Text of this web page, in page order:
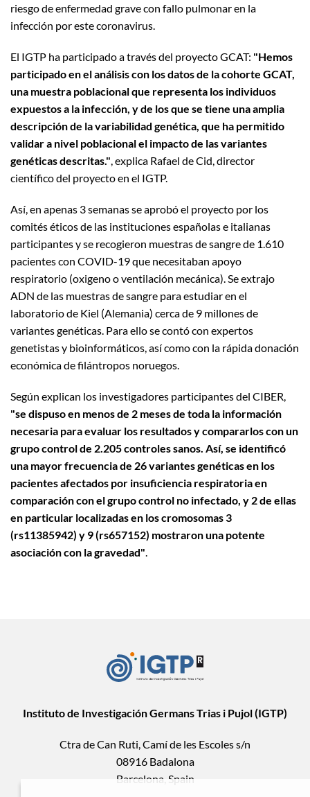
riesgo de enfermedad grave con fallo pulmonar en la
infección por este coronavirus.
El IGTP ha participado a través del proyecto GCAT: "Hemos
participado en el análisis con los datos de la cohorte GCAT,
una muestra poblacional que representa los individuos
expuestos a la infección, y de los que se tiene una amplia
descripción de la variabilidad genética, que ha permitido
validar a nivel poblacional el impacto de las variantes
genéticas descritas.", explica Rafael de Cid, director
científico del proyecto en el IGTP.
Así, en apenas 3 semanas se aprobó el proyecto por los
comités éticos de las instituciones españolas e italianas
participantes y se recogieron muestras de sangre de 1.610
pacientes con COVID-19 que necesitaban apoyo
respiratorio (oxigeno o ventilación mecánica). Se extrajo
ADN de las muestras de sangre para estudiar en el
laboratorio de Kiel (Alemania) cerca de 9 millones de
variantes genéticas. Para ello se contó con expertos
genetistas y bioinformáticos, así como con la rápida donación
económica de filántropos noruegos.
Según explican los investigadores participantes del CIBER,
"se dispuso en menos de 2 meses de toda la información
necesaria para evaluar los resultados y compararlos con un
grupo control de 2.205 controles sanos. Así, se identificó
una mayor frecuencia de 26 variantes genéticas en los
pacientes afectados por insuficiencia respiratoria en
comparación con el grupo control no infectado, y 2 de ellas
en particular localizadas en los cromosomas 3
(rs11385942) y 9 (rs657152) mostraron una potente
asociación con la gravedad".
Instituto de Investigación Germans Trias i Pujol (IGTP)
Ctra de Can Ruti, Camí de les Escoles s/n
08916 Badalona
Barcelona, Spain